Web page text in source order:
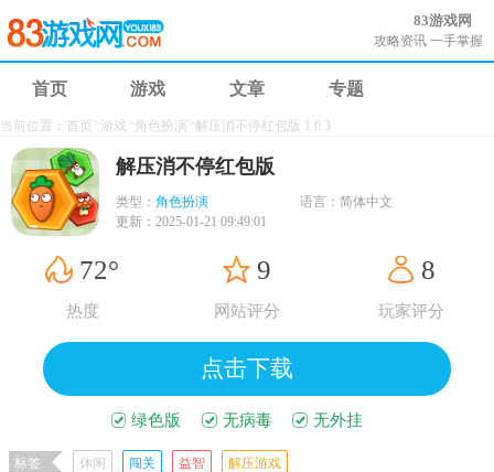
83游戏网
攻略资讯 一手掌握
首页 游戏 文章 专题
当前位置： 首页 >游戏 >角色扮演 >解压消不停红包版 1.0.3
解压消不停红包版
类型： 角色扮演 语言： 简体中文
更新： 2025-01-21 09:49:01
72°
热度
9
网站评分
8
玩家评分
点击下载
绿色版 无病毒 无外挂
标签 休闲 闯关 益智 解压游戏